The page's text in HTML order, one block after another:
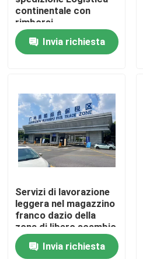
Prodotti
Su di noi
Controllo della qualità
Contattaci
Notizie
Chiedi un preventivo
continentale con
rimborsi
all'esportazione
Magazzino doganale
Invia richiesta
Servizi di lavorazione
leggera nel magazzino
franco dazio della
zona di libero scambio
di Guangzhou
Invia richiesta